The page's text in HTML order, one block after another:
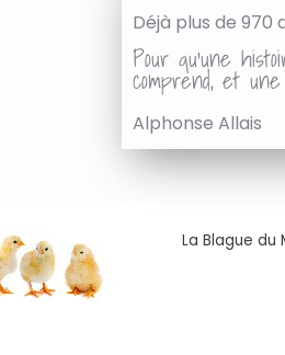
Déjà plus de
Pour qu'une
comprend, et
Alphonse Allais
La Blague